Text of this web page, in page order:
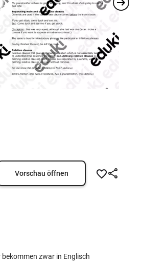
Vorschau öffnen
zwar in Englisch